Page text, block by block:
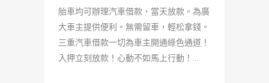
胎車均可辦理汽車借款，當天放款。為廣
大車主提供便利。無需留車，輕松拿錢。
三重汽車借款一切為車主開通綠色通道！
入押立刻放款！心動不如馬上行動！...